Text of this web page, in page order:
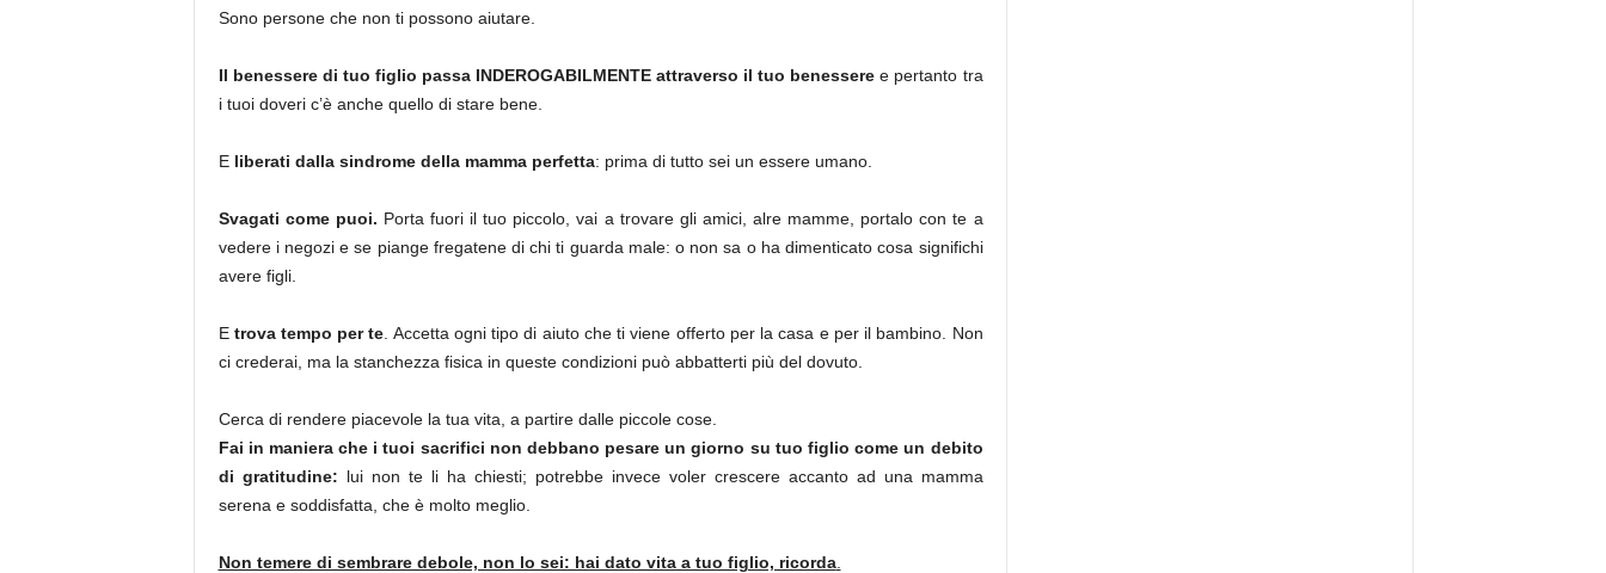
Sono persone che non ti possono aiutare.
Il benessere di tuo figlio passa INDEROGABILMENTE attraverso il tuo benessere e pertanto tra
i tuoi doveri c’è anche quello di stare bene.
E liberati dalla sindrome della mamma perfetta: prima di tutto sei un essere umano.
Svagati come puoi. Porta fuori il tuo piccolo, vai a trovare gli amici, alre mamme, portalo con te a
vedere i negozi e se piange fregatene di chi ti guarda male: o non sa o ha dimenticato cosa significhi
avere figli.
Etrova tempo per te . Accetta ogni tipo di aiuto che ti viene offerto per la casa e per il bambino. Non
ci crederai, ma la stanchezza fisica in queste condizioni può abbatterti più del dovuto.
Cerca di rendere piacevole la tua vita, a partire dalle piccole cose.
Fai in maniera che i tuoi sacrifici non debbano pesare un giorno su tuo figlio come un debito
di gratitudine: lui non te li ha chiesti; potrebbe invece voler crescere accanto ad una mamma
serena e soddisfatta, che è molto meglio.
Non temere di sembrare debole, non lo sei: hai dato vita a tuo figlio, ricorda.